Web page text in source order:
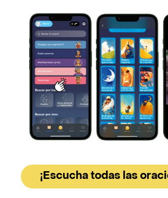
¡Escucha todas las